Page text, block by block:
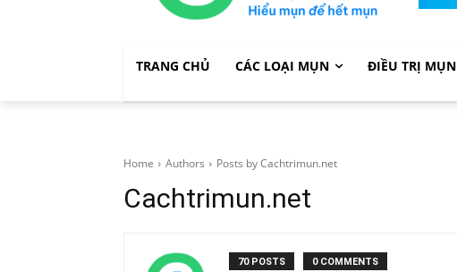
TRANG CHỦ CÁC LOẠI MỤN ĐIỀU TRỊ MỤN
Home Authors Posts by Cachtrimun.net
Cachtrimun.net
70 POSTS 0 COMMENTS